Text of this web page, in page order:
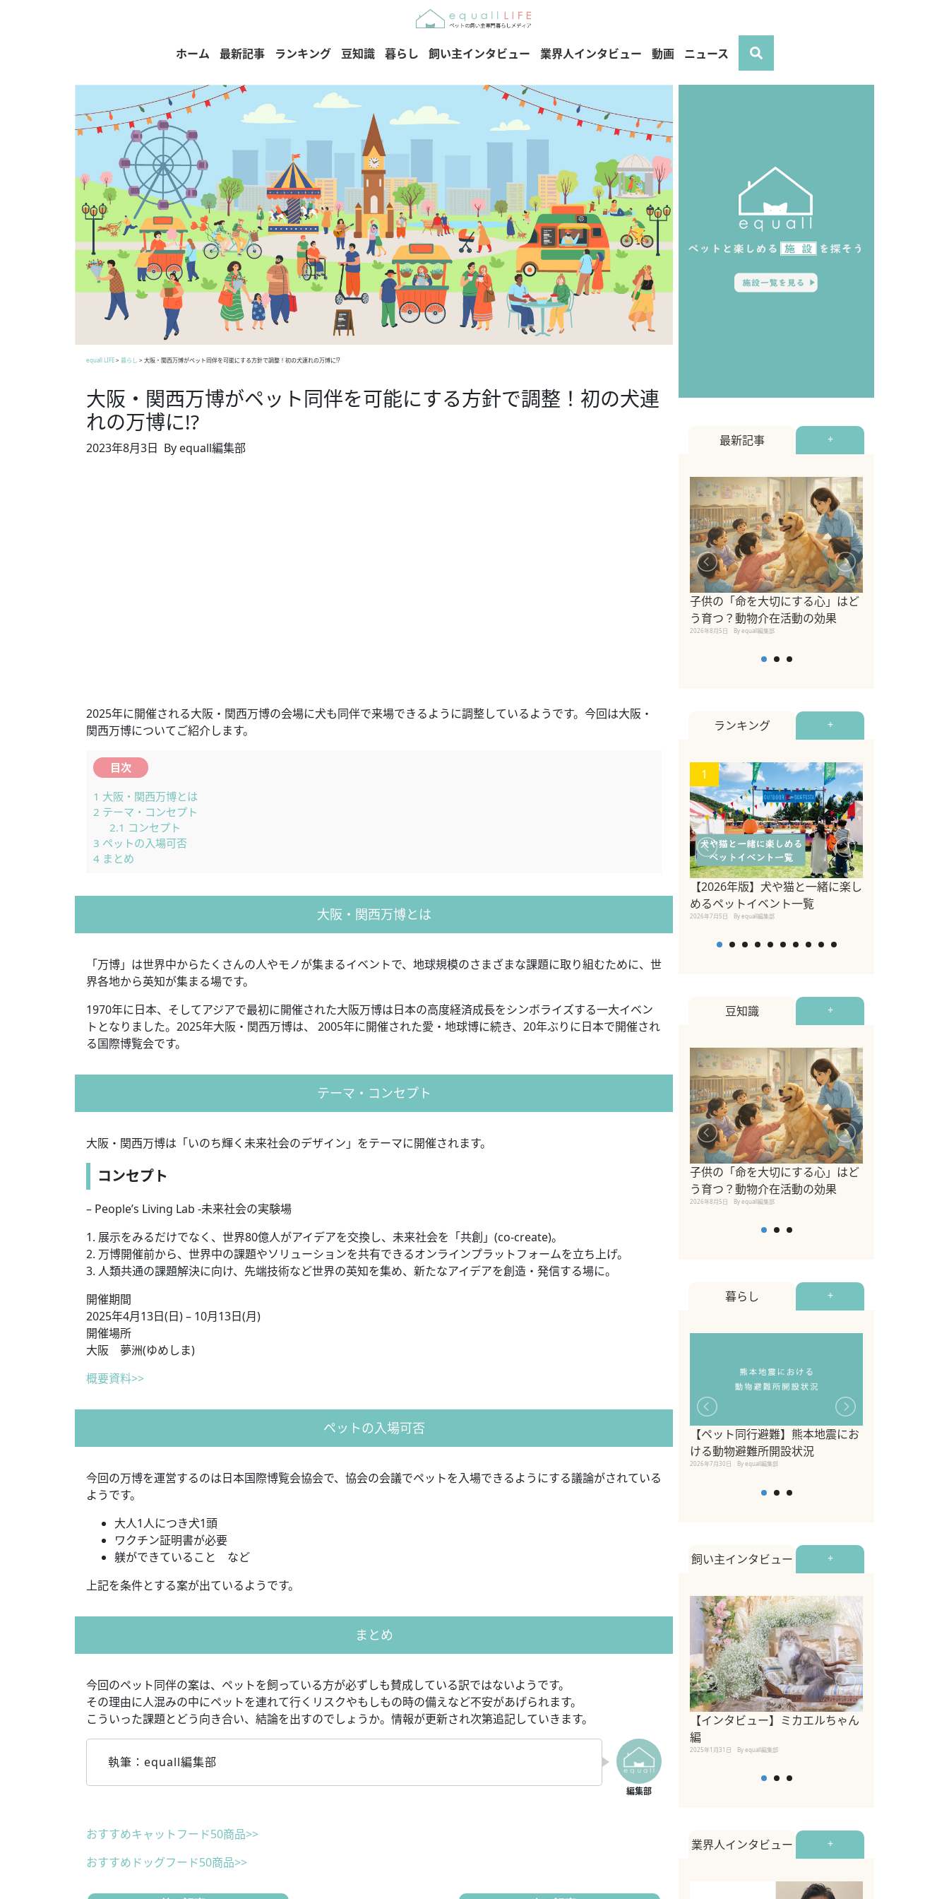
ホーム 最新記事 ランキング 豆知識 暮らし 飼い主インタビュー 業界人インタビュー 動画 ニュース
equall LIFE> 暮らし > 大阪・関西万博がペット同伴を可能にする方針で調整！初の犬連れの万博に!?
大阪・関西万博がペット同伴を可能にする方針で調整！初の犬連
れの万博に!?
2023年8月3日 By equall編集部
2025年に開催される大阪・関西万博の会場に犬も同伴で来場できるように調整しているようです。今回は大阪・
関西万博についてご紹介します。
目次
1 大阪・関西万博とは
2 テーマ・コンセプト
2.1 コンセプト
3 ペットの入場可否
4 まとめ
大阪・関西万博とは
「万博」は世界中からたくさんの人やモノが集まるイベントで、地球規模のさまざまな課題に取り組むために、世
界各地から英知が集まる場です。
1970年に日本、そしてアジアで最初に開催された大阪万博は日本の高度経済成長をシンボライズする一大イベン
トとなりました。2025年大阪・関西万博は、 2005年に開催された愛・地球博に続き、20年ぶりに日本で開催され
る国際博覧会です。
テーマ・コンセプト
大阪・関西万博は「いのち輝く未来社会のデザイン」をテーマに開催されます。
コンセプト
– People’s Living Lab -未来社会の実験場
1. 展示をみるだけでなく、世界80億人がアイデアを交換し、未来社会を「共創」(co-create)。
2. 万博開催前から、世界中の課題やソリューションを共有できるオンラインプラットフォームを立ち上げ。
3. 人類共通の課題解決に向け、先端技術など世界の英知を集め、新たなアイデアを創造・発信する場に。
開催期間
2025年4月13日(日) – 10月13日(月)
開催場所
大阪 夢洲(ゆめしま)
概要資料>>
ペットの入場可否
今回の万博を運営するのは日本国際博覧会協会で、協会の会議でペットを入場できるようにする議論がされている
ようです。
大人1人につき犬1頭
ワクチン証明書が必要
躾ができていること など
上記を条件とする案が出ているようです。
まとめ
今回のペット同伴の案は、ペットを飼っている方が必ずしも賛成している訳ではないようです。
その理由に人混みの中にペットを連れて行くリスクやもしもの時の備えなど不安があげられます。
こういった課題とどう向き合い、結論を出すのでしょうか。情報が更新され次第追記していきます。
執筆：equall編集部
おすすめキャットフード50商品>>
おすすめドッグフード50商品>>
最新記事 +
子供の「命を大切にする心」はど
う育つ？動物介在活動の効果
2026年8月5日 By equall編集部
ランキング +
1
【2026年版】犬や猫と一緒に楽し
めるペットイベント一覧
2026年7月5日 By equall編集部
豆知識 +
子供の「命を大切にする心」はど
う育つ？動物介在活動の効果
2026年8月5日 By equall編集部
暮らし +
【ペット同行避難】熊本地震にお
ける動物避難所開設状況
2026年7月30日 By equall編集部
飼い主インタビュー +
【インタビュー】ミカエルちゃん
編
2025年1月31日 By equall編集部
業界人インタビュー +